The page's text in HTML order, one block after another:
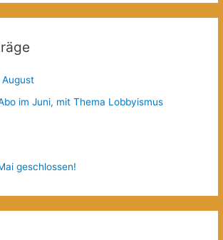
im Juni, mit Thema Lobbyismus
geschlossen!